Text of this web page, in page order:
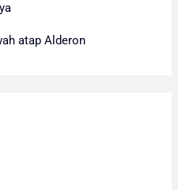
atap Alderon